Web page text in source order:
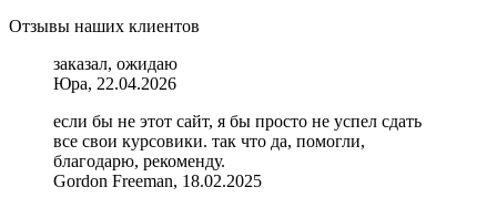
Отзывы наших клиентов
заказал, ожидаю
Юра, 22.04.2026
если бы не этот сайт, я бы просто не успел сдать
все свои курсовики. так что да, помогли,
благодарю, рекоменду.
Gordon Freeman, 18.02.2025